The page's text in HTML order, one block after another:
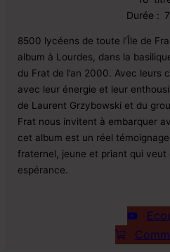
Durée :
8500 lycéens de toute l’Île de
album à Lourdes, dans la
du Frat de l’an 2000. Avec leurs
avec leur énergie et leur
de Laurent Grzybowski et du
Frat nous invitent à embarquer
cet album est un réel
fraternel, jeune et priant qui
espérance.